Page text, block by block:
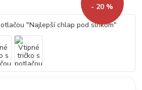
- 20 %